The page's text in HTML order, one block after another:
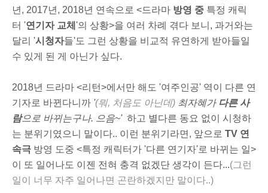
년, 2017년, 2018년 연속으로 <드라마 방영 중 특정 캐릭
터 '연기자 교체 '의 상황>을 여러 차례 겪다 보니, 과거와는
달리 '시청자들'도 그런 상황을 비교적 유연하게 받아들일
수 있게 된 게 아닌가 싶다.
2018년 드라마 <리턴>에서만 해도 '여주인공' 역이 다른 연
기자로 바뀐다니까 '(뭐, 처음도 아닌데) 최자혜가 다른 사
람으로 바뀌는구나. 으음~' 하고 별다른 동요 없이 시청하
는 분위기였으니 말이다.. 이런 분위기라면, 앞으로 TV 연
속극 방영 도중 <특정 캐릭터가 '다른 연기자'로 바뀌는 일>
이 또 일어나도 이젠 전혀 충격 없겠단 생각이 든다...(그런
일이 너무 자주 일어나면 곤란하겠지만 말이다..)